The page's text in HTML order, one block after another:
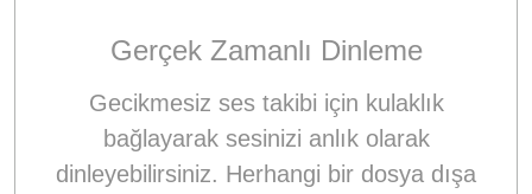
Gerçek Zamanlı Dinleme
Gecikmesiz ses takibi için kulaklık
bağlayarak sesinizi anlık olarak
dinleyebilirsiniz. Herhangi bir dosya dışa